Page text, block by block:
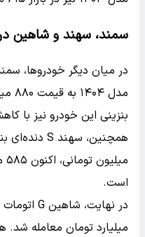
سمند، سهند و شاهین در
است.
میلیارد تومان معامله